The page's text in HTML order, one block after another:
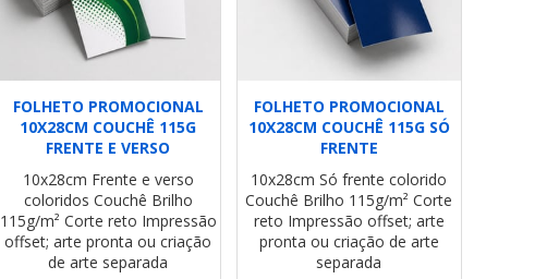
FOLHETO PROMOCIONAL
10X28CM COUCHÊ 115G
FRENTE E VERSO
10x28cm Frente e verso
coloridos Couchê Brilho
115g/m² Corte reto Impressão
offset; arte pronta ou criação
de arte separada
FOLHETO PROMOCIONAL
10X28CM COUCHÊ 115G SÓ
FRENTE
10x28cm Só frente colorido
Couchê Brilho 115g/m² Corte
reto Impressão offset; arte
pronta ou criação de arte
separada